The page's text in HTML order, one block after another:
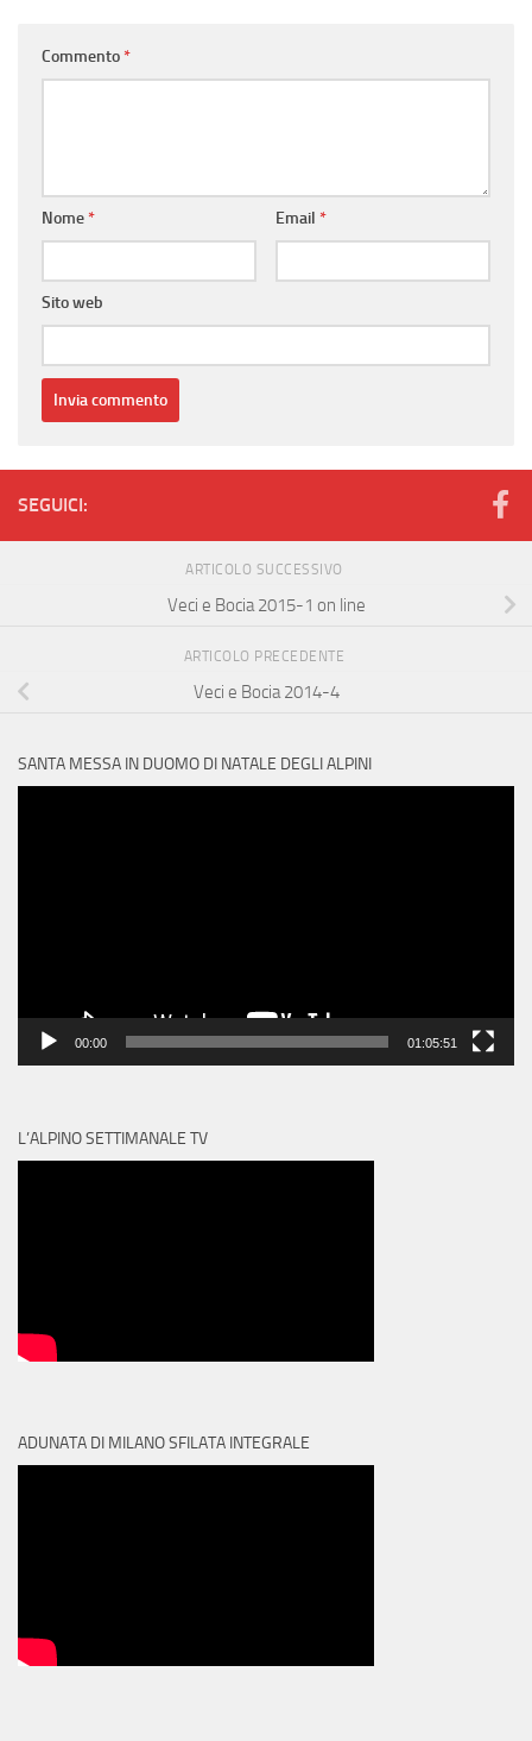
Commento*
Nome* Email *
Sito web
SEGUICI:
ARTICOLO SUCCESSIVO
Veci e Bocia 2015-1 on line
ARTICOLO PRECEDENTE
Veci e Bocia 2014-4
SANTA MESSA IN DUOMO DI NATALE DEGLI ALPINI
00:00 01:05:51
L’ALPINO SETTIMANALE TV
ADUNATA DI MILANO SFILATA INTEGRALE